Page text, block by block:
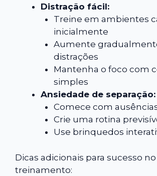
Distração fácil:
Treine em ambientes
inicialmente
Aumente
distrações
Mantenha o foco com
simples
Ansiedade de separação:
Comece com
Crie uma rotina
Use brinquedos
Dicas adicionais para sucesso no
treinamento: